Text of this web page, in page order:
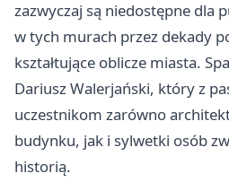
zazwyczaj są niedostępne dla
w tych murach przez dekady
kształtujące oblicze miasta.
Dariusz Walerjański, który z
uczestnikom zarówno
budynku, jak i sylwetki osób
historią.